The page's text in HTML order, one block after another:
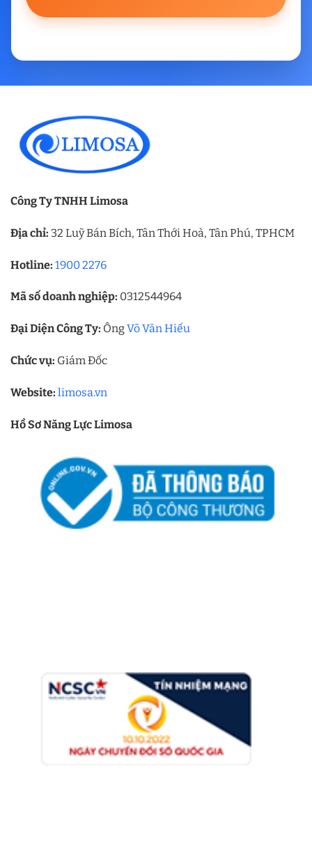
Công Ty TNHH Limosa
Địa chỉ: 32 Luỹ Bán Bích, Tân Thới Hoà, Tân Phú, TPHCM
Hotline: 1900 2276
Mã số doanh nghiệp: 0312544964
Đại Diện Công Ty: ÔngVõ Văn Hiếu
Chức vụ: Giám Đốc
Website: limosa.vn
Hồ Sơ Năng Lực Limosa